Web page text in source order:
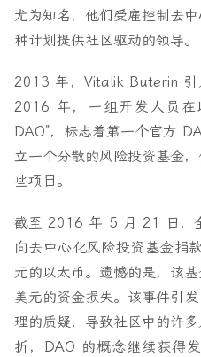
尤为知名，他们受雇控制去
种计划提供社区驱动的领导。
2013 年，Vitalik Buterin 引
2016 年，一组开发人员在
DAO”，标志着第一个官方
立一个分散的风险投资基金
些项目。
截至 2016 年 5 月 21 日，
向去中心化风险投资基金捐
元的以太币。遗憾的是，该
美元的资金损失。该事件引
理的质疑，导致社区中的许
折，DAO 的概念继续获得